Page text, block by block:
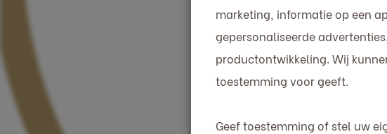
planning
marketing, informatie op een
gepersonaliseerde
productontwikkeling. Wij
toestemming voor geeft.
Geef toestemming of stel uw